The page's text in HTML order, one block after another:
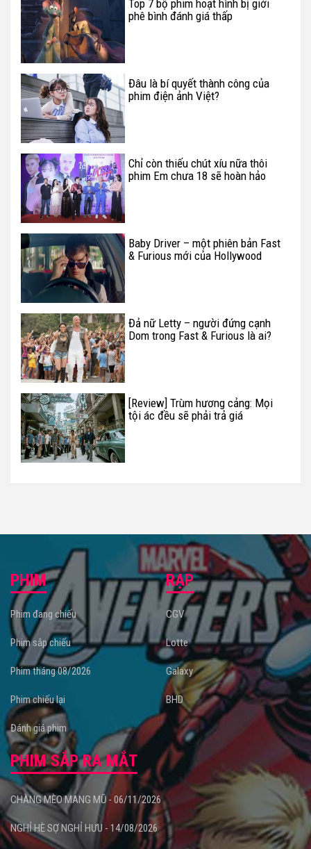
Top 7 bộ phim hoạt hình bị giới
phê bình đánh giá thấp
Đâu là bí quyết thành công của
phim điện ảnh Việt?
Chỉ còn thiếu chút xíu nữa thôi
phim Em chưa 18 sẽ hoàn hảo
Baby Driver – một phiên bản Fast
& Furious mới của Hollywood
Đả nữ Letty – người đứng cạnh
Dom trong Fast & Furious là ai?
[Review] Trùm hương cảng: Mọi
tội ác đều sẽ phải trả giá
PHIM
Phim đang chiếu
Phim sắp chiếu
Phim tháng 08/2026
Phim chiếu lại
Đánh giá phim
RẠP
CGV
Lotte
Galaxy
BHD
PHIM SẮP RA MẮT
CHÀNG MÈO MANG MŨ - 06/11/2026
NGHỈ HÈ SỢ NGHỈ HƯU - 14/08/2026